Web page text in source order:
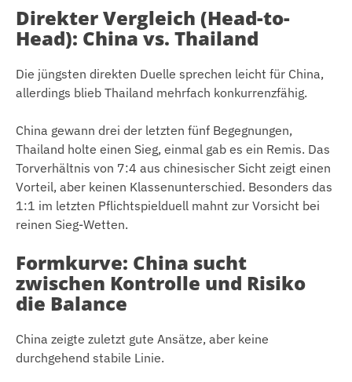
Direkter Vergleich (Head-to-
Head): China vs. Thailand
Die jüngsten direkten Duelle sprechen leicht für China,
allerdings blieb Thailand mehrfach konkurrenzfähig.
China gewann drei der letzten fünf Begegnungen,
Thailand holte einen Sieg, einmal gab es ein Remis. Das
Torverhältnis von 7:4 aus chinesischer Sicht zeigt einen
Vorteil, aber keinen Klassenunterschied. Besonders das
1:1 im letzten Pflichtspielduell mahnt zur Vorsicht bei
reinen Sieg-Wetten.
Formkurve: China sucht
zwischen Kontrolle und Risiko
die Balance
China zeigte zuletzt gute Ansätze, aber keine
durchgehend stabile Linie.